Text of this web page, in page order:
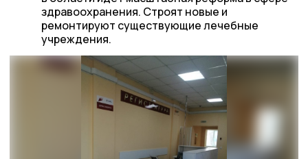
здравоохранения. Строят новые и
ремонтируют существующие лечебные
учреждения.